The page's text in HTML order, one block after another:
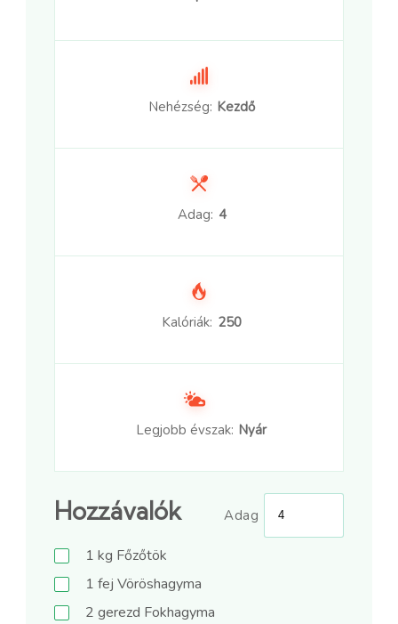
Nehézség: Kezdő
Adag: 4
Kalóriák: 250
Legjobb évszak: Nyár
Hozzávalók Adag
1 kg Főzőtök
1 fej Vöröshagyma
2 gerezd Fokhagyma